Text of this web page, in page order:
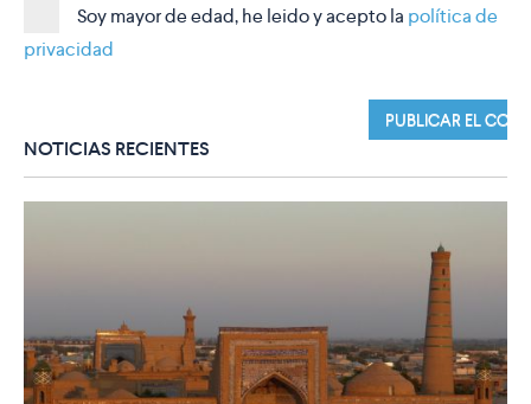
Soy mayor de edad, he leido y acepto la política de
privacidad
NOTICIAS RECIENTES